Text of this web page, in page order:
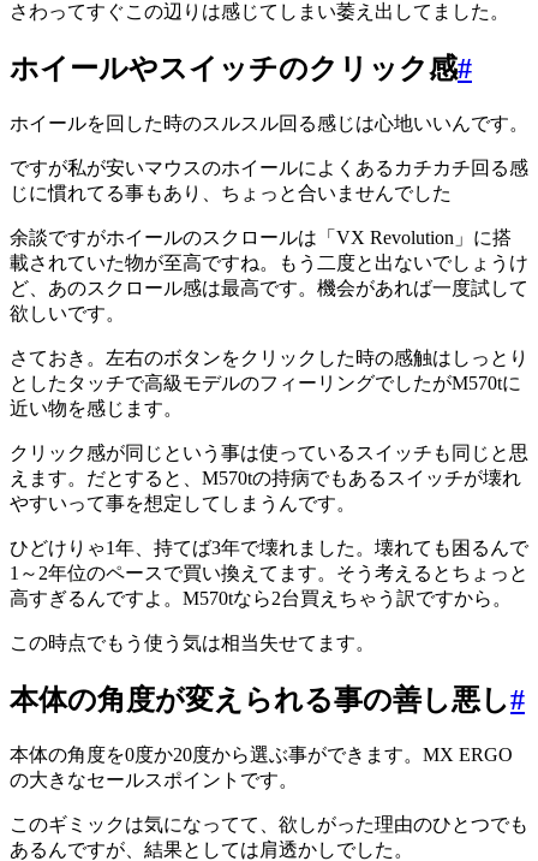
さわってすぐこの辺りは感じてしまい萎え出してました。
ホイールやスイッチのクリック感#
ホイールを回した時のスルスル回る感じは心地いいんです。
ですが私が安いマウスのホイールによくあるカチカチ回る感
じに慣れてる事もあり、ちょっと合いませんでした
余談ですがホイールのスクロールは「VX Revolution」に搭
載されていた物が至高ですね。もう二度と出ないでしょうけ
ど、あのスクロール感は最高です。機会があれば一度試して
欲しいです。
さておき。左右のボタンをクリックした時の感触はしっとり
としたタッチで高級モデルのフィーリングでしたがM570tに
近い物を感じます。
クリック感が同じという事は使っているスイッチも同じと思
えます。だとすると、M570tの持病でもあるスイッチが壊れ
やすいって事を想定してしまうんです。
ひどけりゃ1年、持てば3年で壊れました。壊れても困るんで
1～2年位のペースで買い換えてます。そう考えるとちょっと
高すぎるんですよ。M570tなら2台買えちゃう訳ですから。
この時点でもう使う気は相当失せてます。
本体の角度が変えられる事の善し悪し#
本体の角度を0度か20度から選ぶ事ができます。MX ERGO
の大きなセールスポイントです。
このギミックは気になってて、欲しがった理由のひとつでも
あるんですが、結果としては肩透かしでした。